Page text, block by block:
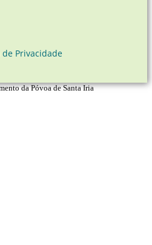
de Privacidade
da Póvoa de Santa Iria